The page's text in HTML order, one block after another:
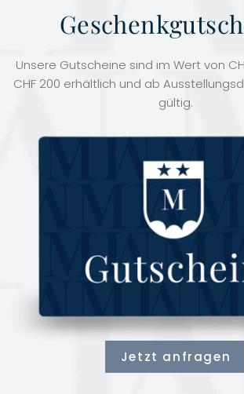
Unsere Gutscheine sind im Wert von
CHF 200 erhältlich und ab
gültig.
Jetzt anfragen